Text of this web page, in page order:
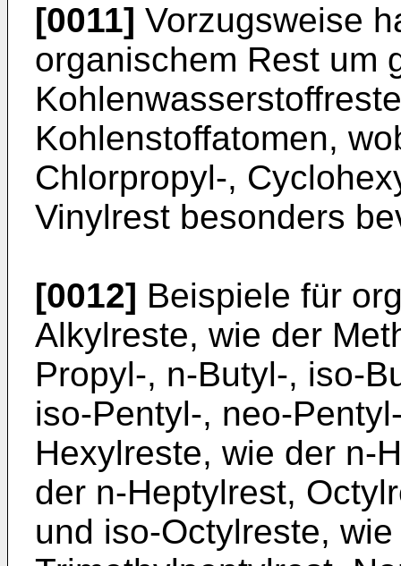
[0011] Vorzugsweise
organischem Rest um
Kohlenstoffatomen,
Chlorpropyl-,
Vinylrest besonders
[0012] Beispiele für
Alkylreste, wie der
Propyl-, n-Butyl-, iso-
iso-Pentyl-, neo-
Hexylreste, wie der n-
der n-Heptylrest,
und iso-Octylreste,